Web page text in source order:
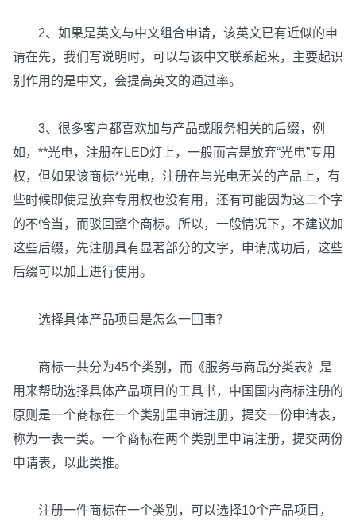
2、如果是英文与中文组合申请，该英文已有近似的申
请在先，我们写说明时，可以与该中文联系起来，主要起识
别作用的是中文，会提高英文的通过率。
3、很多客户都喜欢加与产品或服务相关的后缀，例
如，**光电，注册在LED灯上，一般而言是放弃“光电”专用
权，但如果该商标**光电，注册在与光电无关的产品上，有
些时候即使是放弃专用权也没有用，还有可能因为这二个字
的不恰当，而驳回整个商标。所以，一般情况下，不建议加
这些后缀，先注册具有显著部分的文字，申请成功后，这些
后缀可以加上进行使用。
选择具体产品项目是怎么一回事？
商标一共分为45个类别，而《服务与商品分类表》是
用来帮助选择具体产品项目的工具书，中国国内商标注册的
原则是一个商标在一个类别里申请注册，提交一份申请表，
称为一表一类。一个商标在两个类别里申请注册，提交两份
申请表，以此类推。
注册一件商标在一个类别，可以选择10个产品项目，